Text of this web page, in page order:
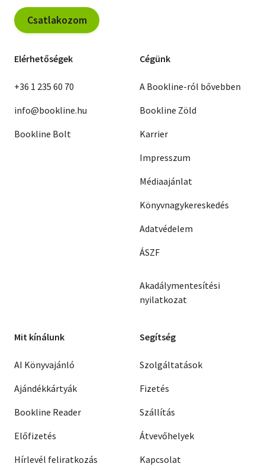
Csatlakozom
Elérhetőségek
+36 1 235 60 70
info@bookline.hu
Bookline Bolt
Cégünk
A Bookline-ról bővebben
Bookline Zöld
Karrier
Impresszum
Médiaajánlat
Könyvnagykereskedés
Adatvédelem
ÁSZF
Akadálymentesítési
nyilatkozat
Mit kínálunk
AI Könyvajánló
Ajándékkártyák
Bookline Reader
Előfizetés
Hírlevél feliratkozás
Segítség
Szolgáltatások
Fizetés
Szállítás
Átvevőhelyek
Kapcsolat